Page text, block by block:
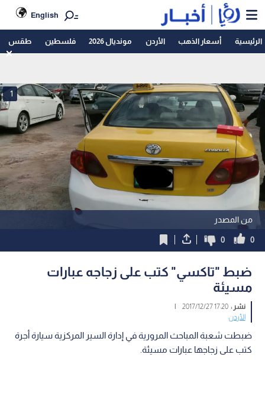
English
الرئيسية أسعار الذهب الأردن مونديال 2026 فلسطين طقس
من المصدر
1
0
0
ضبط "تاكسي" كتب على زجاجه عبارات
مسيئة
نشر :17:20 2017/12/27
|
الأردن
ضبطت شعبة المباحث المرورية في إدارة السير المركزية سيارة أجرة
كتب على زجاجها عبارات مسيئة.